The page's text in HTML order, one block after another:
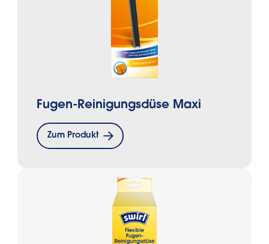
Fugen-Reinigungsdüse Maxi
Zum Produkt